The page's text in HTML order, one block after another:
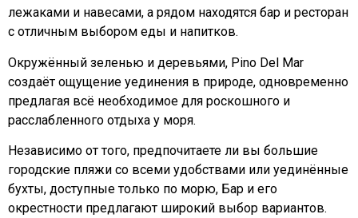
лежаками и навесами, а рядом находятся бар и ресторан
с отличным выбором еды и напитков.
Окружённый зеленью и деревьями, Pino Del Mar
создаёт ощущение уединения в природе, одновременно
предлагая всё необходимое для роскошного и
расслабленного отдыха у моря.
Независимо от того, предпочитаете ли вы большие
городские пляжи со всеми удобствами или уединённые
бухты, доступные только по морю, Бар и его
окрестности предлагают широкий выбор вариантов.